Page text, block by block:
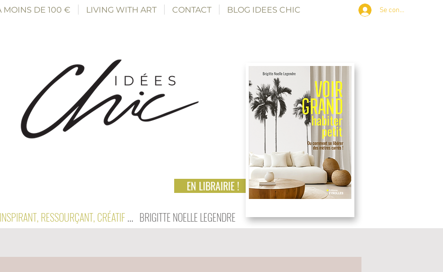
MOINS DE 100 € LIVING WITH ART CONTACT BLOG IDEES CHIC Se connecter
RESSOURÇANT, CRÉATIF ... BRIGITTE NOELLE LEGENDRE petits espaces
EN LIBRAIRIE !